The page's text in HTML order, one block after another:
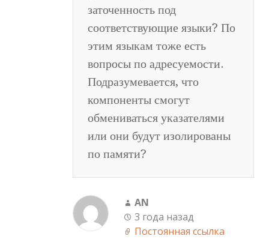
заточенность под
соответствующие языки? По
этим языкам тоже есть
вопросы по адресуемости.
Подразумевается, что
компоненты смогут
обмениваться указателями
или они будут изолированы
по памяти?
AN
3 года назад
Постоянная ссылка